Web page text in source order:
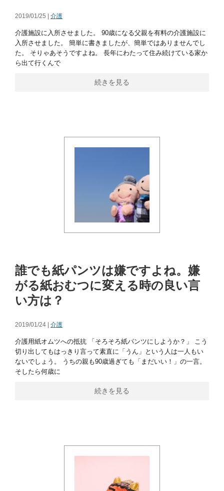
2019/01/25 | 介護
介護施設に入所させました。 90歳になる父親を有料の介護施設に
入所させました。 簡単に書きましたが、簡単ではありませんでし
た。 そりゃあそうですよね。 長年にわたって住み続けている家か
ら出て行くんで
続きを見る
誰でも紙パンツは嫌ですよね。嫌
がる紙おむつに変える時の良い言
い方は？
2019/01/24 | 介護
介護用紙オムツへの抵抗 「そろそろ紙パンツにしようか？」 こう
切り出してもはっきり言って素直に「うん」という人は一人もい
ないでしょう。 うちの親も90歳過ぎても「まだいい！」の一言。
そしたら何歳に
続きを見る